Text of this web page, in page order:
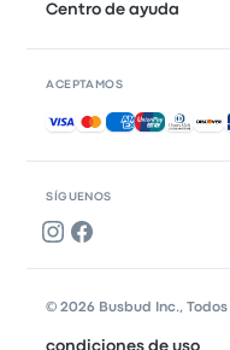
SÍGUENOS
Centro de ayuda
ACEPTAMOS
Pagos aceptados
© 2026 Busbud Inc.,
condiciones de uso